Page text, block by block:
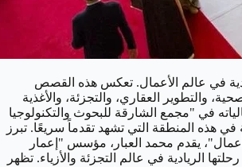
في عالم الأعمال. تعكس هذه القصص
والتطوير العقاري، والتجزئة، والأغذية
في "مجمع الشارقة للبحوث والتكنولوجيا
في هذه المنطقة التي تشهد تقدماً سريعًا. تبرز
يقدم محمد العبار، مؤسس "إعمار
الريادية في عالم التجزئة والأزياء. تظهر